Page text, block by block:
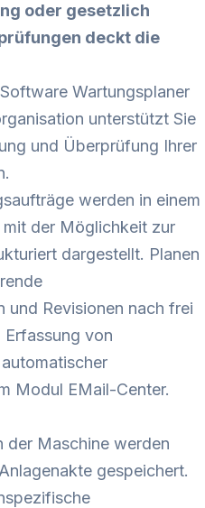
oder gesetzlich
deckt die
Wartungsplaner
unterstützt Sie
und Überprüfung Ihrer
werden in einem
der Möglichkeit zur
dargestellt. Planen
und Revisionen nach frei
von
Modul EMail-Center.
der Maschine werden
gespeichert.